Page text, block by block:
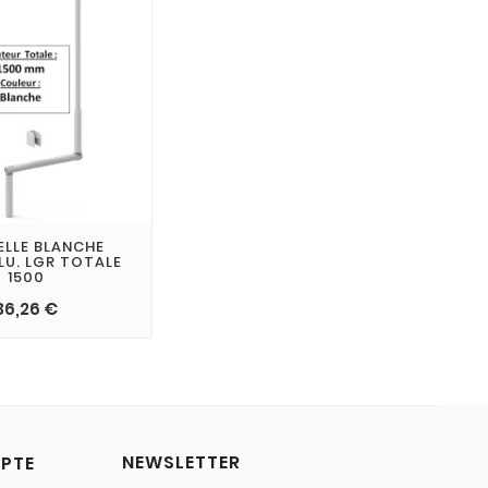
BLANCHE
LGR TOTALE
1500
€
NEWSLETTER